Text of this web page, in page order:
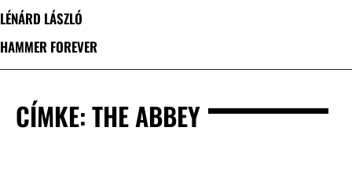
LÉNÁRD LÁSZLÓ
HAMMER FOREVER
CÍMKE: THE ABBEY